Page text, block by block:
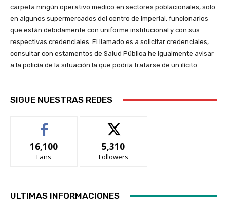
carpeta ningún operativo medico en sectores poblacionales, solo
en algunos supermercados del centro de Imperial. funcionarios
que están debidamente con uniforme institucional y con sus
respectivas credenciales. El llamado es a solicitar credenciales,
consultar con estamentos de Salud Pública he igualmente avisar
a la policía de la situación la que podría tratarse de un ilícito.
SIGUE NUESTRAS REDES
16,100
Fans
5,310
Followers
ULTIMAS INFORMACIONES